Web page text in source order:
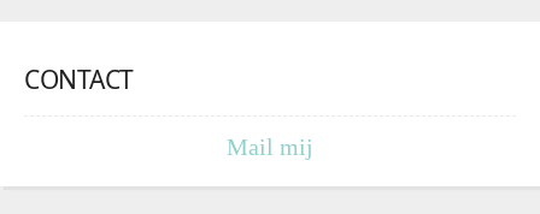
CONTACT
Mail mij